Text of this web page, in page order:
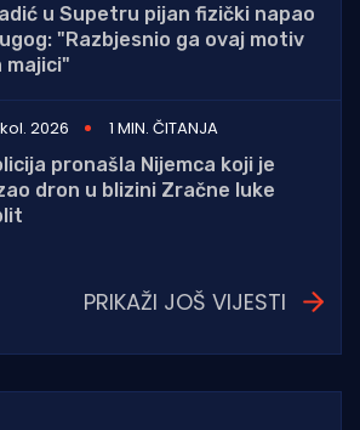
u Supetru pijan fizički napao
"Razbjesnio ga ovaj motiv
majici"
2026
1 MIN. ČITANJA
pronašla Nijemca koji je
dron u blizini Zračne luke
PRIKAŽI JOŠ VIJESTI